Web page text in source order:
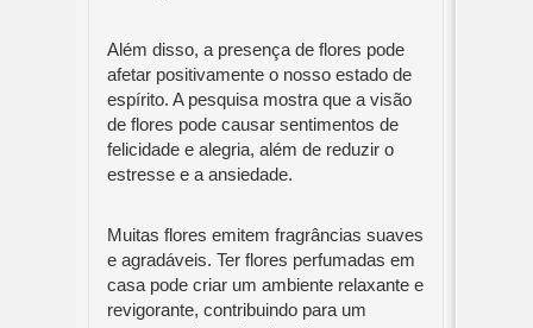
Além disso, a presença de flores pode
afetar positivamente o nosso estado de
espírito. A pesquisa mostra que a visão
de flores pode causar sentimentos de
felicidade e alegria, além de reduzir o
estresse e a ansiedade.
Muitas flores emitem fragrâncias suaves
e agradáveis. Ter flores perfumadas em
casa pode criar um ambiente relaxante e
revigorante, contribuindo para um